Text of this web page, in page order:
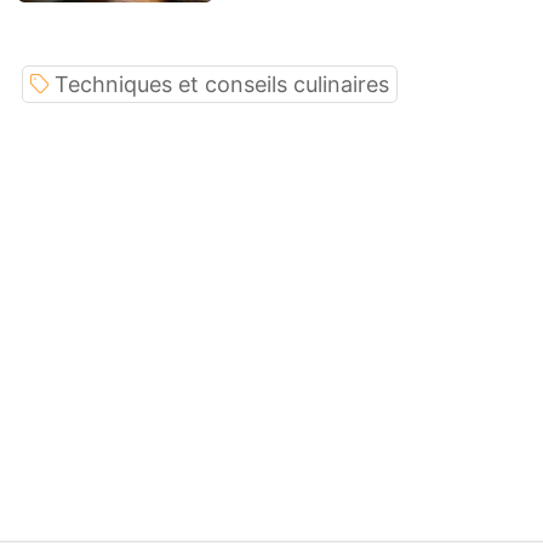
Techniques et conseils culinaires